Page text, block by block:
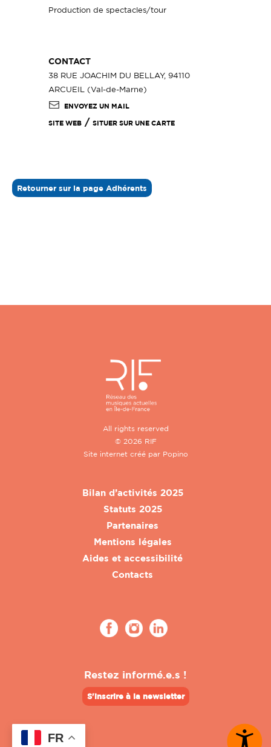
Production de spectacles/tour
CONTACT
38 RUE JOACHIM DU BELLAY, 94110
ARCUEIL (Val-de-Marne)
ENVOYEZ UN MAIL
SITE WEB / SITUER SUR UNE CARTE
Retourner sur la page Adhérents
All rights reserved
© 2026 RIF
Site internet créé par Popino
Bilan d’activités 2025
Statuts 2025
Partenaires
Mentions légales
Aides et accessibilité
Contacts
Restez informé.e.s !
S'inscrire à la newsletter
FR